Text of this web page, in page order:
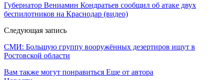
​Губернатор Вениамин Кондратьев сообщил об атаке двух
беспилотников на Краснодар (видео)
Следующая запись
СМИ: Большую группу вооружённых дезертиров ищут в
Ростовской области
Вам также могут понравиться Еще от автора